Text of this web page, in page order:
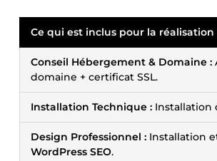
Ce qui est inclus pour la réalisation
Conseil Hébergement & Domaine :
domaine + certificat SSL.
Installation Technique : Installation
Design Professionnel : Installation
WordPress SEO.